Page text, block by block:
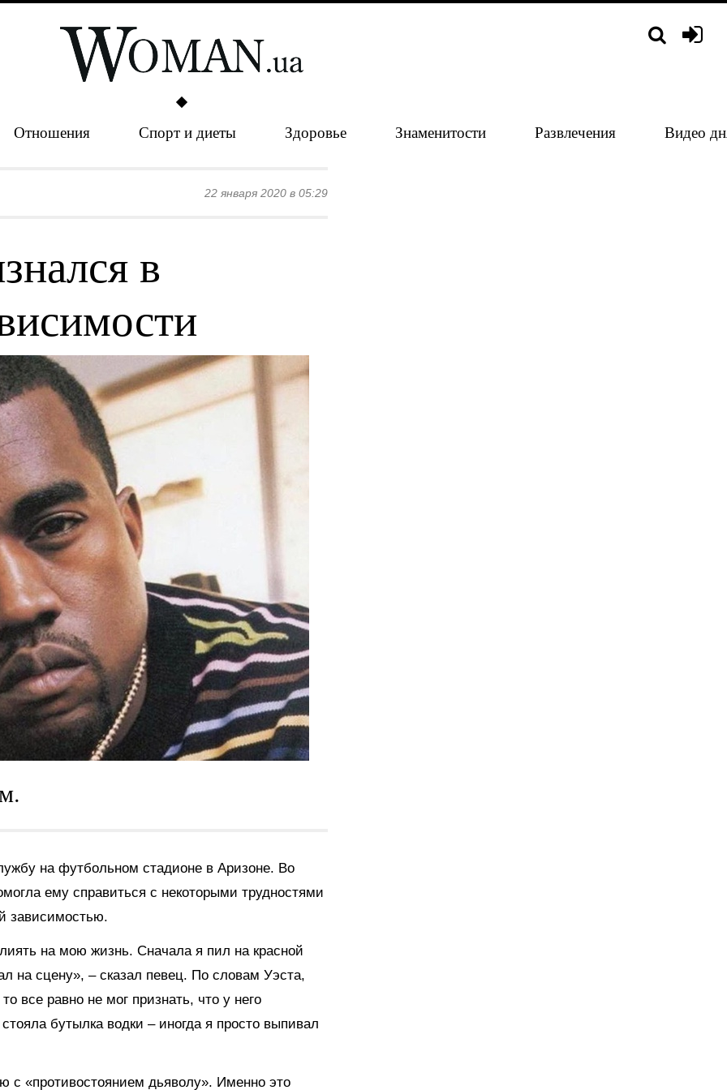
Отношения Спорт и диеты Здоровье Знаменитости Развлечения Видео
22 января 2020 в 05:29
в
на футбольном стадионе в Аризоне. Во
ему справиться с некоторыми трудностями
зависимостью.
на мою жизнь. Сначала я пил на красной
на сцену», – сказал певец. По словам Уэста,
все равно не мог признать, что у него
бутылка водки – иногда я просто выпивал
с «противостоянием дьяволу». Именно это